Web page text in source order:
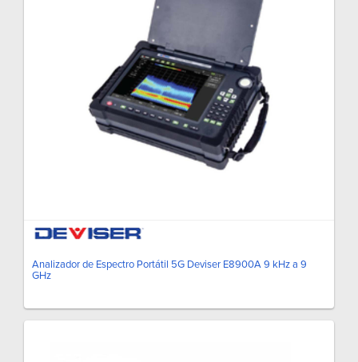
Analizador de Espectro Portátil 5G Deviser E8900A 9 kHz a 9
GHz